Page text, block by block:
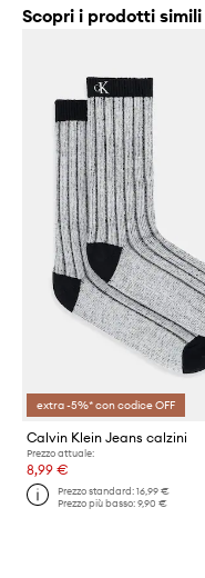
Scopri i prodotti simili
extra -5%* con codice OFF
Calvin Klein Jeans calzini
Prezzo attuale:
8,99 €
Prezzo standard:16,99 €
Prezzo più basso:9,90 €